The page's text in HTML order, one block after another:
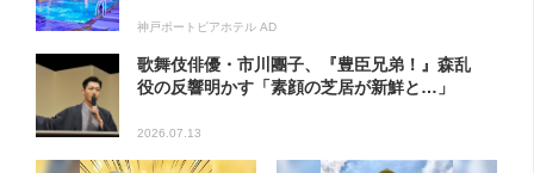
神戸ポートピアホテル AD
歌舞伎俳優・市川團子、『豊臣兄弟！』森乱
役の反響明かす「素顔の芝居が新鮮と…」
2026.07.13